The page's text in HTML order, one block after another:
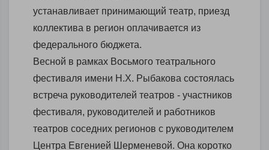
устанавливает принимающий театр, приезд
коллектива в регион оплачивается из
федерального бюджета.
Весной в рамках Восьмого театрального
фестиваля имени Н.Х. Рыбакова состоялась
встреча руководителей театров - участников
фестиваля, руководителей и работников
театров соседних регионов с руководителем
Центра Евгенией Шерменевой. Она коротко